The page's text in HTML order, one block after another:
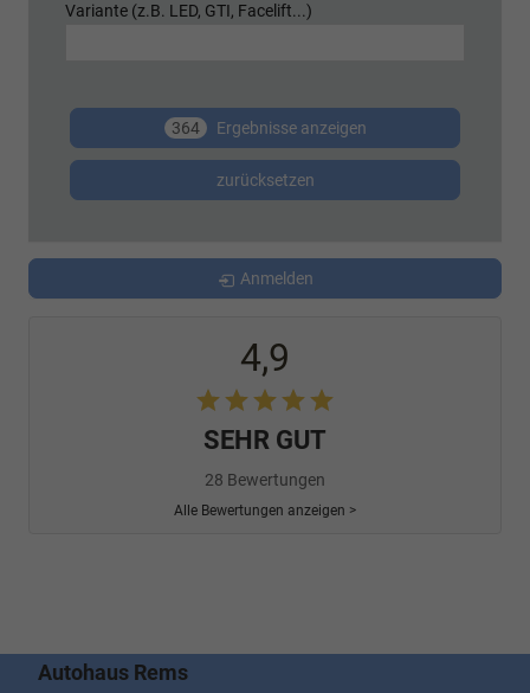
Variante (z.B. LED, GTI, Facelift...)
364 Ergebnisse anzeigen
zurücksetzen
Anmelden
4,9
SEHR GUT
28 Bewertungen
Alle Bewertungen anzeigen >
Autohaus Rems